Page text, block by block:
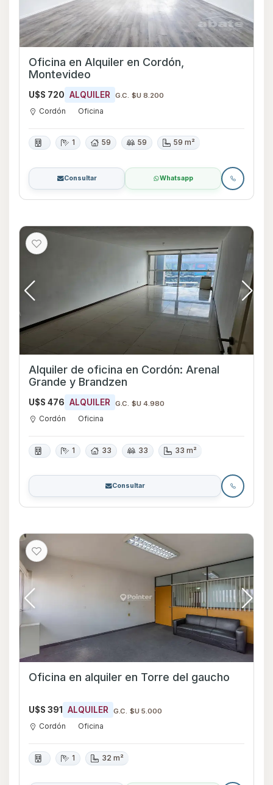
Oficina en Alquiler en Cordón,
Montevideo
U$S 720 ALQUILER G.C. $U 8.200
Cordón Oficina
1 59 59 59 m²
Consultar Whatsapp
Alquiler de oficina en Cordón: Arenal
Grande y Brandzen
U$S 476 ALQUILER G.C. $U 4.980
Cordón Oficina
1 33 33 33 m²
Consultar
Oficina en alquiler en Torre del gaucho
U$S 391 ALQUILER G.C. $U 5.000
Cordón Oficina
1 32 m²